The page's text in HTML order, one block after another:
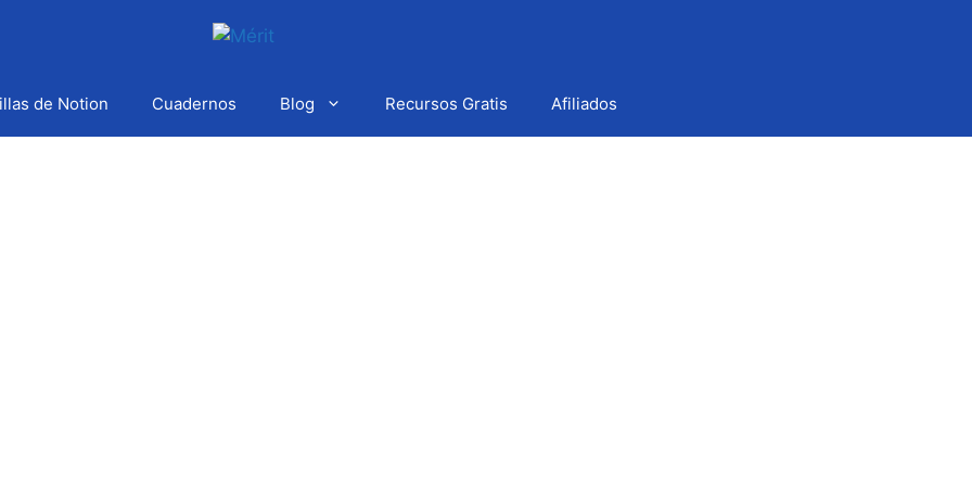
de Notion Cuadernos Blog Recursos Gratis Afiliados